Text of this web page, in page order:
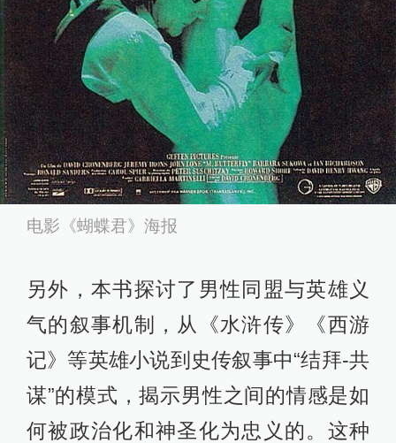
电影《蝴蝶君》海报
另外，本书探讨了男性同盟与英雄义
气的叙事机制，从《水浒传》《西游
记》等英雄小说到史传叙事中“结拜-共
谋”的模式，揭示男性之间的情感是如
何被政治化和神圣化为忠义的。这种